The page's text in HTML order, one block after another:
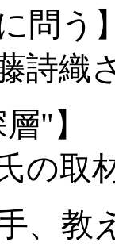
問う
織さ
"】
の取
、